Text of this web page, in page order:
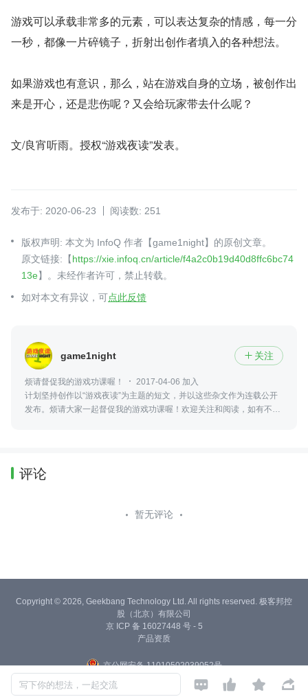
游戏可以承载非常多的元素，可以表达复杂的情感，每一分
一秒，都像一片碎镜子，折射出创作者填入的各种想法。
如果游戏也有意识，那么，站在游戏自身的立场，被创作出
来是开心，还是悲伤呢？又会给玩家带去什么呢？
文/良宵听雨。授权“游戏夜读”发表。
发布于: 2020-06-23 阅读数: 251
版权声明: 本文为 InfoQ 作者【game1night】的原创文章。
原文链接:【https://xie.infoq.cn/article/f4a2c0b19d40d8ffc6bc74
13e】。未经作者许可，禁止转载。
如对本文有异议，可点此反馈
game1night  关注
烦请督促我的游戏功课喔！
2017-04-06 加入
计划坚持创作以“游戏夜读”为主题的短文，并以这些杂文作为连载公开
发布。烦请大家一起督促我的游戏功课喔！欢迎关注和阅读，如有不
评论
暂无评论
写下你的想法，一起交流    
Copyright © 2026, Geekbang Technology Ltd. All rights reserved. 极客邦控
股（北京）有限公司
京 ICP 备 16027448 号 - 5
产品资质
京公网安备 11010502039052号